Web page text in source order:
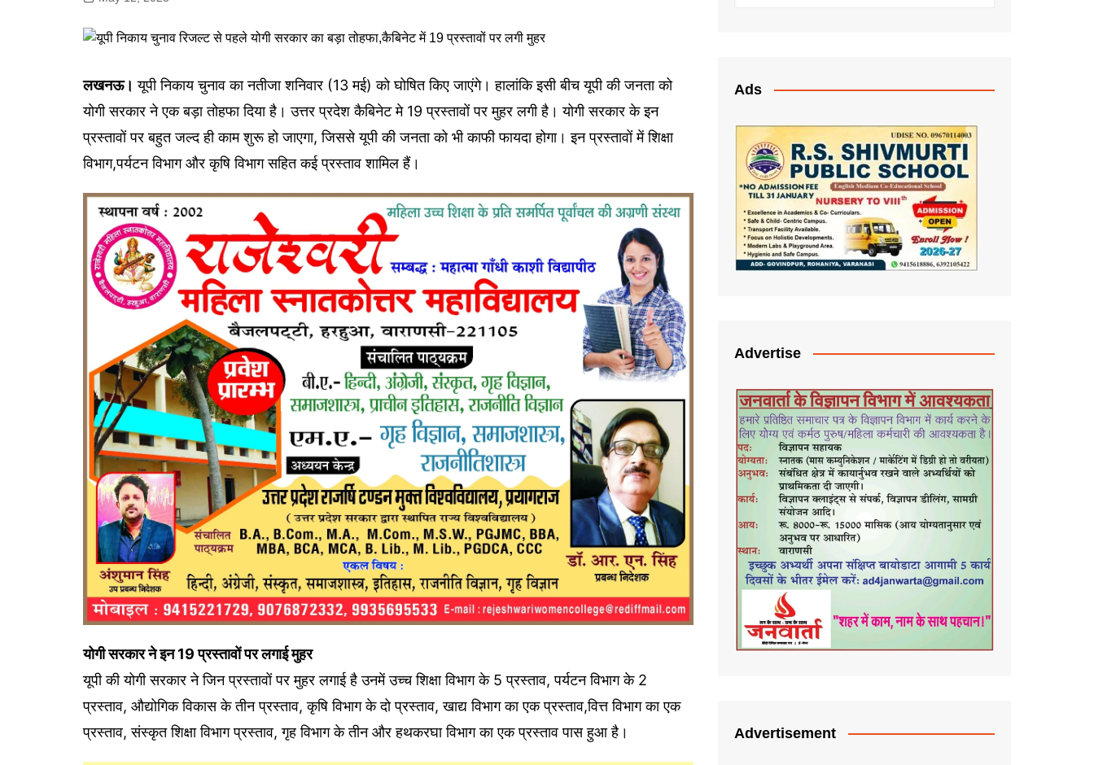
लखनऊ
लखनऊ। यूपी निकाय चुनाव का नतीजा शनिवार (13 मई) को घोषित किए जाएंगे। हालांकि इसी बीच यूपी की जनता को
योगी सरकार ने एक बड़ा तोहफा दिया है। उत्तर प्रदेश कैबिनेट मे 19 प्रस्तावों पर मुहर लगी है। योगी सरकार के इन
प्रस्तावों पर बहुत जल्द ही काम शुरू हो जाएगा, जिससे यूपी की जनता को भी काफी फायदा होगा। इन प्रस्तावों में शिक्षा
विभाग,पर्यटन विभाग और कृषि विभाग सहित कई प्रस्ताव शामिल हैं।
योगी सरकार ने इन 19 प्रस्तावों पर लगाई मुहर
यूपी की योगी सरकार ने जिन प्रस्तावों पर मुहर लगाई है उनमें उच्च शिक्षा विभाग के 5 प्रस्ताव, पर्यटन विभाग के 2
प्रस्ताव, औद्योगिक विकास के तीन प्रस्ताव, कृषि विभाग के दो प्रस्ताव, खाद्य विभाग का एक प्रस्ताव,वित्त विभाग का एक
प्रस्ताव, संस्कृत शिक्षा विभाग प्रस्ताव, गृह विभाग के तीन और हथकरघा विभाग का एक प्रस्ताव पास हुआ है।
Ads
Advertise
Advertisement